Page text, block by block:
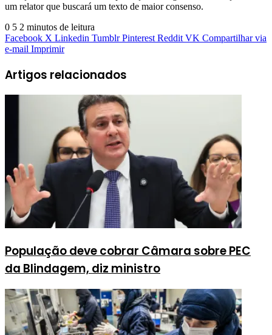
um relator que buscará um texto de maior consenso.
0 5 2 minutos de leitura
Facebook X Linkedin Tumblr Pinterest Reddit VK Compartilhar via
e-mail Imprimir
Artigos relacionados
População deve cobrar Câmara sobre PEC
da Blindagem, diz ministro